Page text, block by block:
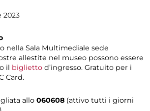
2023
nella Sala Multimediale sede
allestite nel museo possono essere
il biglietto d’ingresso. Gratuito per i
Card.
allo 060608 (attivo tutti i giorni